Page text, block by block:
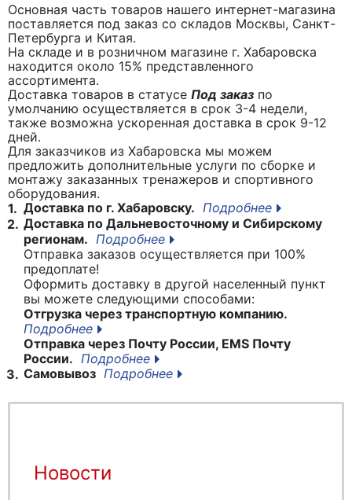
Основная часть товаров нашего интернет-магазина
поставляется под заказ со складов Москвы, Санкт-
Петербурга и Китая.
На складе и в розничном магазине г. Хабаровска
находится около 15% представленного
ассортимента.
Доставка товаров в статусе Под заказ по
умолчанию осуществляется в срок 3-4 недели,
также возможна ускоренная доставка в срок 9-12
дней.
Для заказчиков из Хабаровска мы можем
предложить дополнительные услуги по сборке и
монтажу заказанных тренажеров и спортивного
оборудования.
1. Доставка по г. Хабаровску. Подробнее
2. Доставка по Дальневосточному и Сибирскому
регионам. Подробнее
Отправка заказов осуществляется при 100%
предоплате!
Оформить доставку в другой населенный пункт
вы можете следующими способами:
Отгрузка через транспортную компанию.
Подробнее
Отправка через Почту России, EMS Почту
России. Подробнее
3. Самовывоз Подробнее
Новости